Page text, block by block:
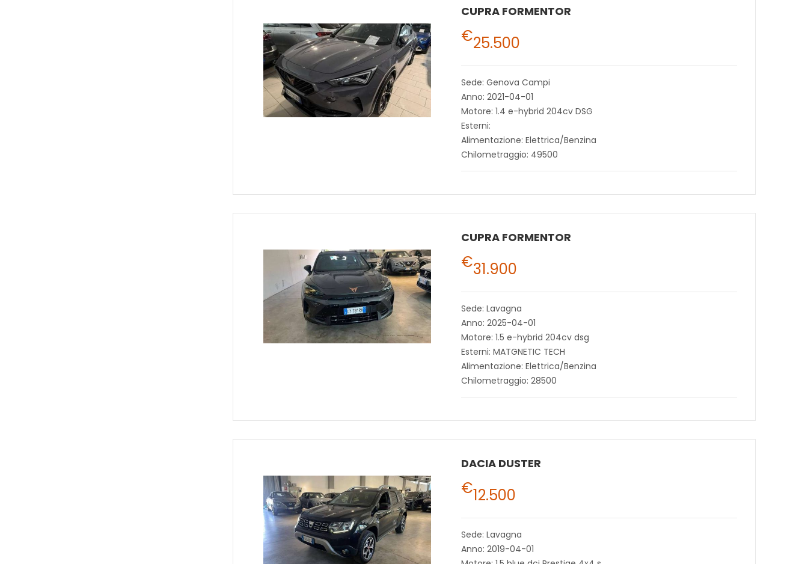
CUPRA FORMENTOR
€25.500
Sede: Genova Campi
Anno: 2021-04-01
Motore: 1.4 e-hybrid 204cv DSG
Esterni:
Alimentazione: Elettrica/Benzina
Chilometraggio: 49500
CUPRA FORMENTOR
€31.900
Sede: Lavagna
Anno: 2025-04-01
Motore: 1.5 e-hybrid 204cv dsg
Esterni: MATGNETIC TECH
Alimentazione: Elettrica/Benzina
Chilometraggio: 28500
DACIA DUSTER
€12.500
Sede: Lavagna
Anno: 2019-04-01